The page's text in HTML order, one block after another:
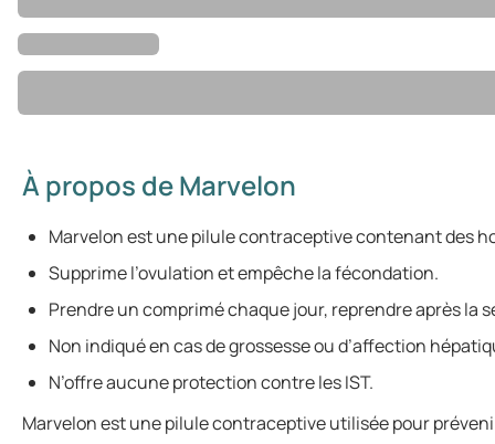
À propos de Marvelon
Marvelon est une pilule contraceptive contenant des
Supprime l’ovulation et empêche la fécondation.
Prendre un comprimé chaque jour, reprendre après la
Non indiqué en cas de grossesse ou d’affection
N’offre aucune protection contre les IST.
Marvelon est une pilule contraceptive utilisée pour